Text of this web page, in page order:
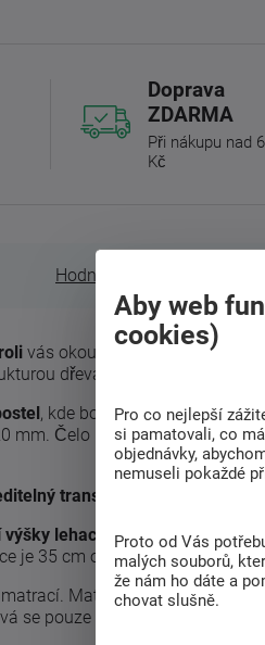
Doprava
ZDARMA
Při nákupu nad
Kč
Hodnocení (0)
vás okouzlí svým designem a
dřeva v parketovém
, kde bočnice jsou tloušťky
mm. Čelo u nohou je vyrobeno
transparentní lak
lehací plochy ve 4
je 35 cm od země.
Matrace najdete v sekci
se pouze rám postele (bez
Aby web
cookies)
Pro co nejlepší
si pamatovali, co
objednávky,
nemuseli pokaždé
Proto od Vás
malých souborů,
že nám ho dáte a
chovat slušně.